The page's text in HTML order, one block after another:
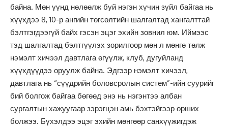
байна. Мөн үүнд нөлөөлж буй нэгэн хүчин зүйл байгаа нь
хүүхдээ 8, 10-р ангийн төгсөлтийн шалгалтад хангалттай
бэлтгэгдээгүй байх гэсэн эцэг эхийн зовнил юм. Иймээс
тэд шалгалтад бэлтгүүлэх зорилгоор мөн л мөнгө төлж
нэмэлт хичээл давтлага өгүүлж, клуб, дугуйланд
хүүхдүүдээ оруулж байна. Эдгээр нэмэлт хичээл,
давтлага нь “сүүдрийн боловсролын систем”-ийн суурийг
бий болгож байгаа бөгөөд энэ нь нэгэнтээ албан
сургалтын хажуугаар зэрэгцэн амь бэхтэйгээр орших
болжээ. Бүхэлдээ эцэг эхийн мөнгөөр санхүүжигдэж